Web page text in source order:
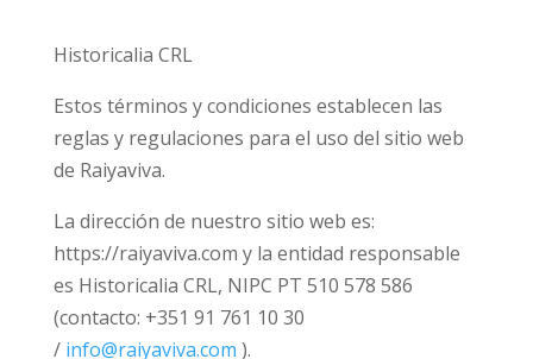
Historicalia CRL
Estos términos y condiciones establecen las
reglas y regulaciones para el uso del sitio web
de Raiyaviva.
La dirección de nuestro sitio web es:
https://raiyaviva.com y la entidad responsable
es Historicalia CRL, NIPC PT 510 578 586
(contacto: +351 91 761 10 30
/ info@raiyaviva.com ).